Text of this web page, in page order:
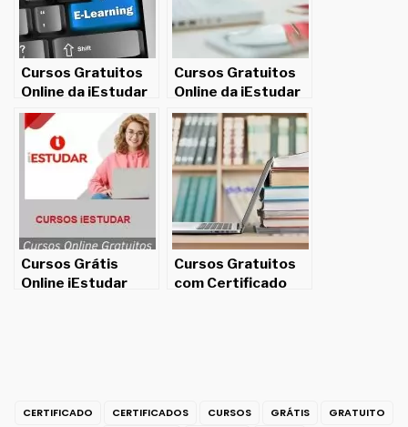
Cursos Gratuitos
Online da iEstudar
Cursos Gratuitos
Online da iEstudar
Cursos Grátis
Online iEstudar
Cursos Gratuitos
com Certificado
CERTIFICADO CERTIFICADOS CURSOS GRÁTIS
GRATUITO